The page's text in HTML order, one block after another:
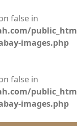
false in
images.php
false in
images.php